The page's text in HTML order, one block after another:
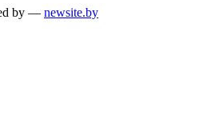
by — newsite.by